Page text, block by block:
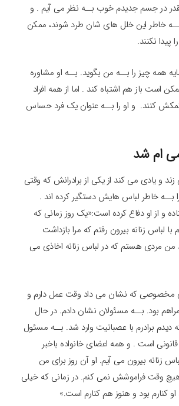
در جسم جدیدم خوب بــه نظر می آیم . و
بــه خاطر این خلل های شان طرد شوند، ممکن
نکنند.
همه چیز را بــه من بگوید. بــه او مشاوره
است باز هم اشتباه کند . اما از همه افراد
کنند. و او را بــه عنوان یک فرد حساس
ام شد
و یادی می کند از یکی از برادرانش که وقتی
بــه خاطر لباس هایش دستگیر کرده اند .
و از او دفاع کرده است:«یک روز زمانی که
لباس زنانه بیرون رفتم که مرا بازداشت
من مردی هستم که در لباس زنانه اخاذی می
مخصوصی که نشان می داد وقت عمل دارم و
بود. بــه مسئولان نشان دادم. در حال
برادرم با عصبانیت وارد شد. بــه مسئول
است . و همه اعضای خانواده باخبر
زنانه بیرون می آیم. او آن روز برای من
وقت فراموشش نمی کنم. در زمانی که خیلی
کنارم بود و هنوز هم کنارم است.»